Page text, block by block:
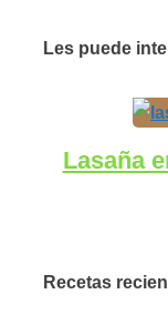
Les puede
Lasaña
Recetas